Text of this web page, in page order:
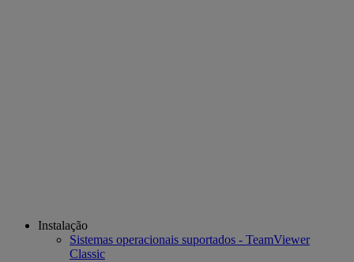
Instalação
Sistemas operacionais suportados - TeamViewer
Classic